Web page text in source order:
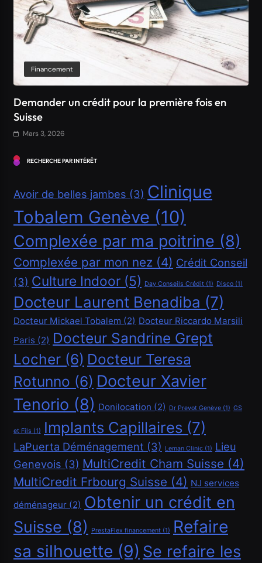
Financement
Comment obtenir un crédit Bancaire en Suisse ?
Mars 3, 2026
Financement
Demander un crédit de 20000 CHF
Mars 3, 2026
Financement
Demander un crédit de 40000 CHF
Mars 3, 2026
RECHERCHE PAR INTÉRÊT
Avoir de belles jambes (3) Clinique
Tobalem Genève (10)
Complexée par ma poitrine (8)
Complexée par mon nez (4) Crédit Conseil
(3) Culture Indoor (5) Day Conseils Crédit (1) Disco (1)
Docteur Laurent Benadiba (7)
Docteur Mickael Tobalem (2) Docteur Riccardo Marsili
Paris (2) Docteur Sandrine Grept
Locher (6) Docteur Teresa
Rotunno (6) Docteur Xavier
Tenorio (8) Donilocation (2) Dr Prevot Genève (1) GS
et Fils (1) Implants Capillaires (7)
LaPuerta Déménagement (3) Leman Clinic (1) Lieu
Genevois (3) MultiCredit Cham Suisse (4)
MultiCredit Frbourg Suisse (4) NJ services
déménageur (2) Obtenir un crédit en
Suisse (8) PrestaFlex financement (1)
Refaire
sa silhouette (9) Se refaire les